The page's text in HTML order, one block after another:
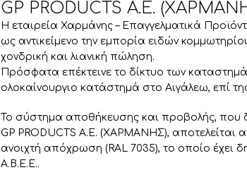
GP PRODUCTS A.E.
Η εταιρεία Χαρμάνης – Επαγγελματικά
ως αντικείμενο την εμπορία ειδών
χονδρική και λιανική πώληση.
Πρόσφατα επέκτεινε το δίκτυο των
ολοκαίνουργιο κατάστημά στο Αιγάλεω, επί
Το σύστημα αποθήκευσης και προβολής, που
GP PRODUCTS A.E. (XΑΡΜΑΝΗΣ), αποτελείται
ανοιχτή απόχρωση (RAL 7035), το οποίο
Α.Β.Ε.Ε..